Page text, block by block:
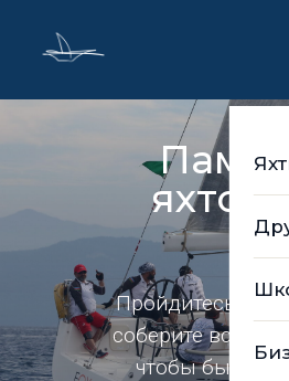
Пройдитесь по
соберите все
чтобы быть